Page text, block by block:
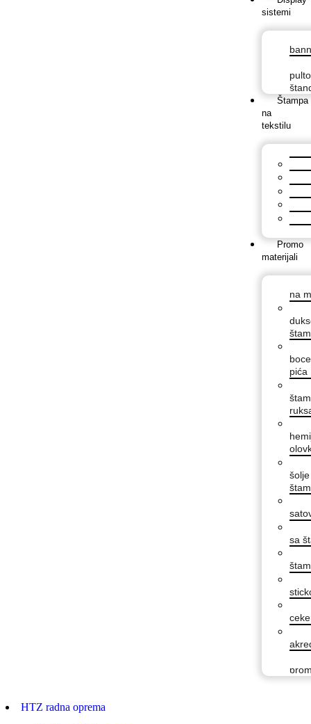
sistemi
Štampa
na
tekstilu
Promo
materijali
na
pića
sa
HTZ radna oprema